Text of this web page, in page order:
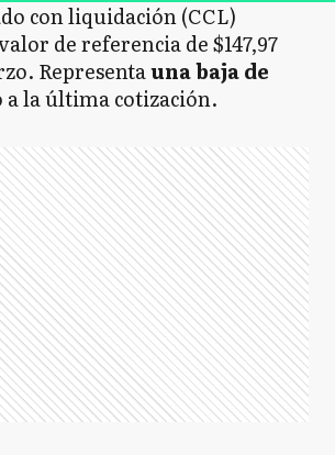
con liquidación (CCL)
de referencia de $147,97
Representauna baja de
ala última cotización.